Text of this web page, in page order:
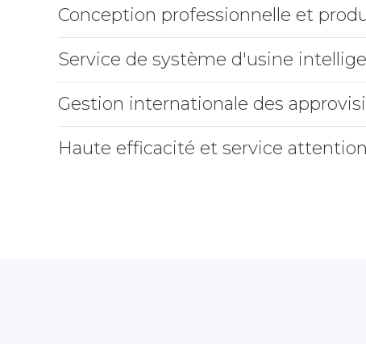
Conception professionnelle et
Service de système d'usine
Gestion internationale des
Haute efficacité et service